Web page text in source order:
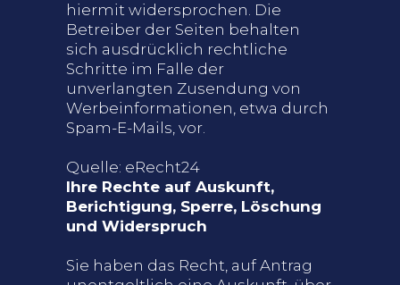
hiermit widersprochen. Die
Betreiber der Seiten behalten
sich ausdrücklich rechtliche
Schritte im Falle der
unverlangten Zusendung von
Werbeinformationen, etwa durch
Spam-E-Mails, vor.
Quelle: eRecht24
Ihre Rechte auf Auskunft,
Berichtigung, Sperre, Löschung
und Widerspruch
Sie haben das Recht, auf Antrag